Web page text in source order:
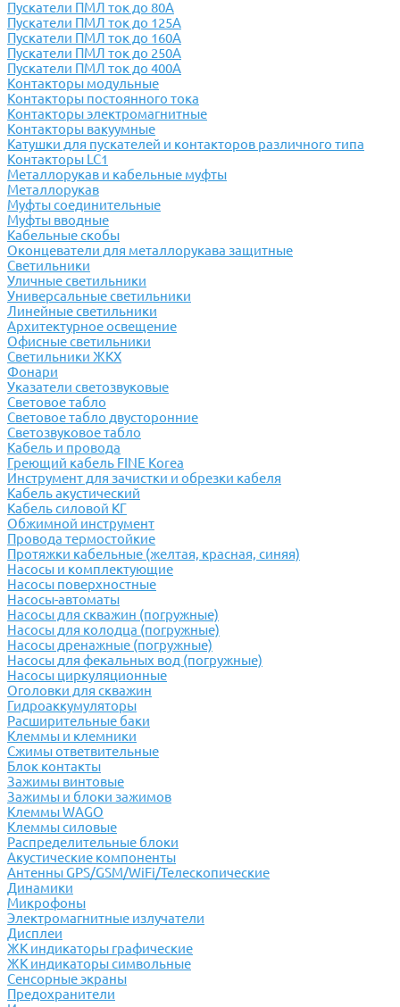
Пускатели ПМЛ ток до 80А
Пускатели ПМЛ ток до 125А
Пускатели ПМЛ ток до 160А
Пускатели ПМЛ ток до 250А
Пускатели ПМЛ ток до 400А
Контакторы модульные
Контакторы постоянного тока
Контакторы электромагнитные
Контакторы вакуумные
Катушки для пускателей и контакторов различного типа
Контакторы LC1
Металлорукав и кабельные муфты
Металлорукав
Муфты соединительные
Муфты вводные
Кабельные скобы
Оконцеватели для металлорукава защитные
Светильники
Уличные светильники
Универсальные светильники
Линейные светильники
Архитектурное освещение
Офисные светильники
Светильники ЖКХ
Фонари
Указатели светозвуковые
Световое табло
Световое табло двусторонние
Светозвуковое табло
Кабель и провода
Греющий кабель FINE Korea
Инструмент для зачистки и обрезки кабеля
Кабель акустический
Кабель силовой КГ
Обжимной инструмент
Провода термостойкие
Протяжки кабельные (желтая, красная, синяя)
Насосы и комплектующие
Насосы поверхностные
Насосы-автоматы
Насосы для скважин (погружные)
Насосы для колодца (погружные)
Насосы дренажные (погружные)
Насосы для фекальных вод (погружные)
Насосы циркуляционные
Оголовки для скважин
Гидроаккумуляторы
Расширительные баки
Клеммы и клемники
Cжимы ответвительные
Блок контакты
Зажимы винтовые
Зажимы и блоки зажимов
Клеммы WAGO
Клеммы силовые
Распределительные блоки
Акустические компоненты
Антенны GPS/GSM/WiFi/Телескопические
Динамики
Микрофоны
Электромагнитные излучатели
Дисплеи
ЖК индикаторы графические
ЖК индикаторы символьные
Сенсорные экраны
Предохранители